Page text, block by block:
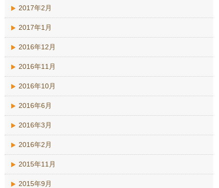
2017年2月
2017年1月
2016年12月
2016年11月
2016年10月
2016年6月
2016年3月
2016年2月
2015年11月
2015年9月